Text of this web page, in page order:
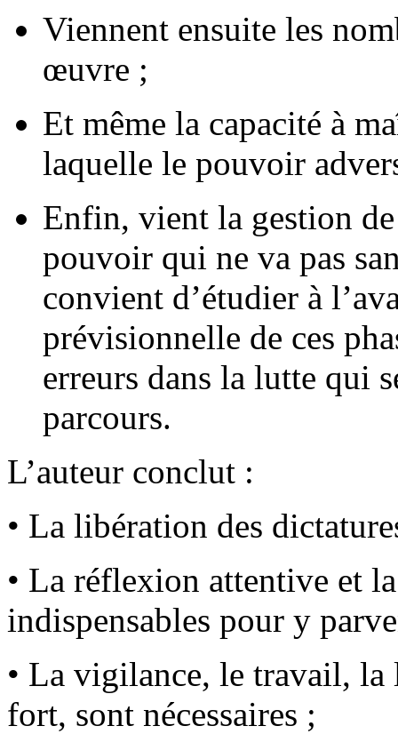
Viennent ensuite les
œuvre ;
Et même la capacité à
laquelle le pouvoir
Enfin, vient la gestion
pouvoir qui ne va pas
convient d’étudier à
prévisionnelle de ces
erreurs dans la lutte qui
parcours.
L’auteur conclut :
• La libération des
• La réflexion attentive et
indispensables pour y
• La vigilance, le travail,
fort, sont nécessaires ;